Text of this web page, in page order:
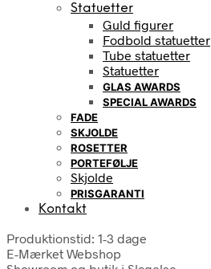
Statuetter
Guld figurer
Fodbold statuetter
Tube statuetter
Statuetter
GLAS AWARDS
SPECIAL AWARDS
FADE
SKJOLDE
ROSETTER
PORTEFØLJE
Skjolde
PRISGARANTI
Kontakt
Produktionstid: 1-3 dage
E-Mærket Webshop